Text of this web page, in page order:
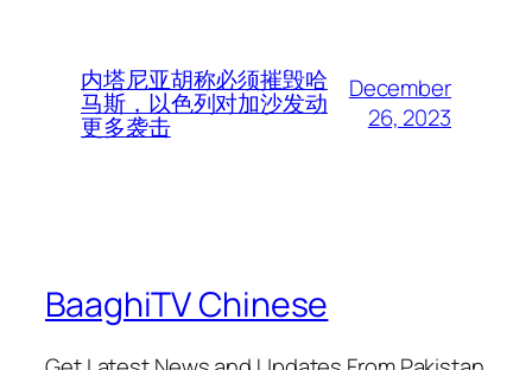
内塔尼亚胡称必须摧毁哈
马斯，以色列对加沙发动
更多袭击
December
26, 2023
BaaghiTV Chinese